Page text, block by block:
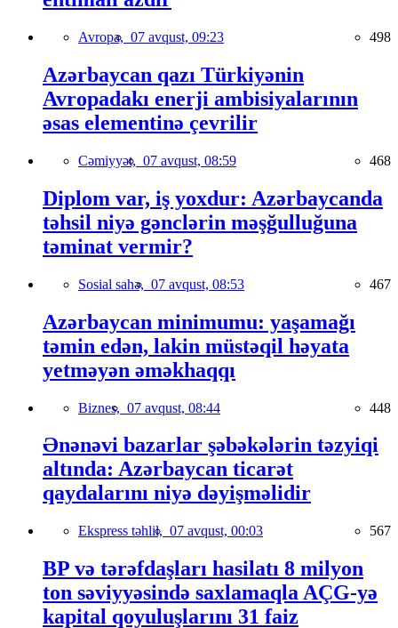
Avropa, 07 avqust, 09:23 498
Azərbaycan qazı Türkiyənin
Avropadakı enerji ambisiyalarının
əsas elementinə çevrilir
Cəmiyyət, 07 avqust, 08:59 468
Diplom var, iş yoxdur: Azərbaycanda
təhsil niyə gənclərin məşğulluğuna
təminat vermir?
Sosial sahə, 07 avqust, 08:53 467
Azərbaycan minimumu: yaşamağı
təmin edən, lakin müstəqil həyata
yetməyən əməkhaqqı
Biznes, 07 avqust, 08:44 448
Ənənəvi bazarlar şəbəkələrin təzyiqi
altında: Azərbaycan ticarət
qaydalarını niyə dəyişməlidir
Ekspress təhlil, 07 avqust, 00:03 567
BP və tərəfdaşları hasilatı 8 milyon
ton səviyyəsində saxlamaqla AÇG-yə
kapital qoyuluşlarını 31 faiz